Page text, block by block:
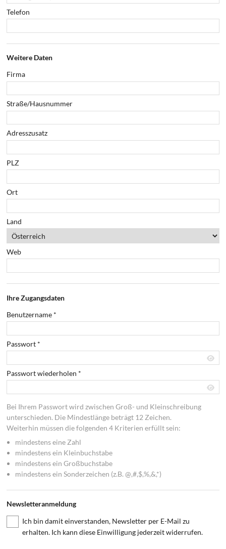
Telefon
Weitere Daten
Firma
Straße/Hausnummer
Adresszusatz
PLZ
Ort
Land
Web
Ihre Zugangsdaten
Benutzername *
Passwort *
Passwort wiederholen *
Bei Ihrem Passwort wird zwischen Groß- und Kleinschreibung
unterschieden. Die Mindestlänge beträgt 12 Zeichen.
Weiterhin müssen die folgenden 4 Kriterien erfüllt sein:
mindestens eine Zahl
mindestens ein Kleinbuchstabe
mindestens ein Großbuchstabe
mindestens ein Sonderzeichen (z.B. @,#,$,%,&,*)
Newsletteranmeldung
Ich bin damit einverstanden, Newsletter per E-Mail zu
erhalten. Ich kann diese Einwilligung jederzeit widerrufen.